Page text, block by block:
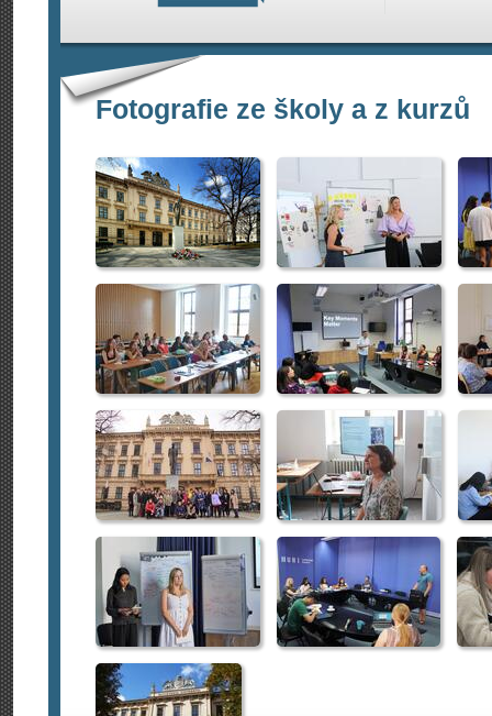
Fotografie ze školy a z kurzů